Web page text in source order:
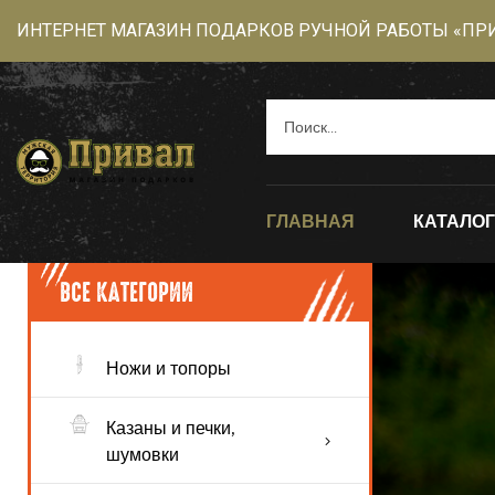
ИНТЕРНЕТ МАГАЗИН ПОДАРКОВ РУЧНОЙ РАБОТЫ
ГЛАВНАЯ КАТАЛОГ
ВСЕ КАТЕГОРИИ
Ножи и топоры
Казаны и печки,
шумовки